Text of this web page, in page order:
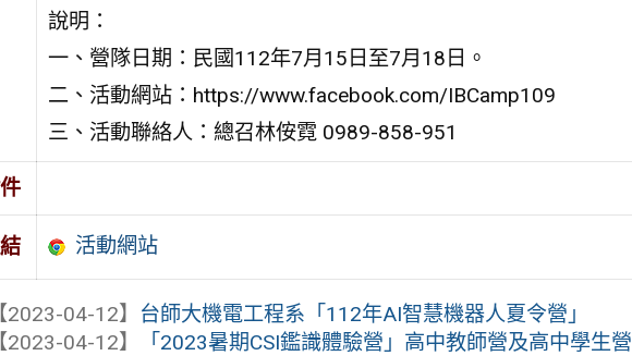
說明：
一、營隊日期：民國112年7月15日至7月18日。
二、活動網站：https://www.facebook.com/IBCamp109
三、活動聯絡人：總召林侒霓 0989-858-951
活動網站
【2023-04-12】 台師大機電工程系「112年AI智慧機器人夏令營」
【2023-04-12】
「2023暑期CSI鑑識體驗營」高中教師營及高中學生營